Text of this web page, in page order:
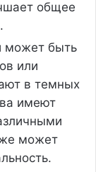
общее
может быть
или
в темных
имеют
может